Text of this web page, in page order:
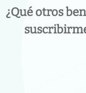
¿Qué otros